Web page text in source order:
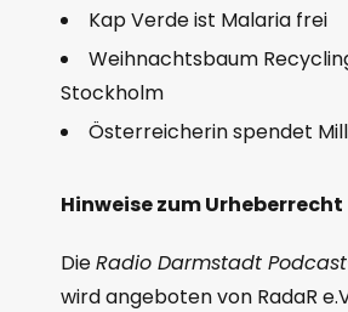
Kap Verde ist Malaria frei
Weihnachtsbaum
Stockholm
Österreicherin spendet
Hinweise zum Urheberrecht
DieRadio Darmstadt
wird angeboten von RadaR